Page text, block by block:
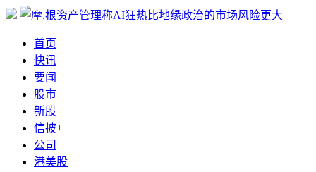
首页
快讯
要闻
股市
新股
信披+
公司
港美股